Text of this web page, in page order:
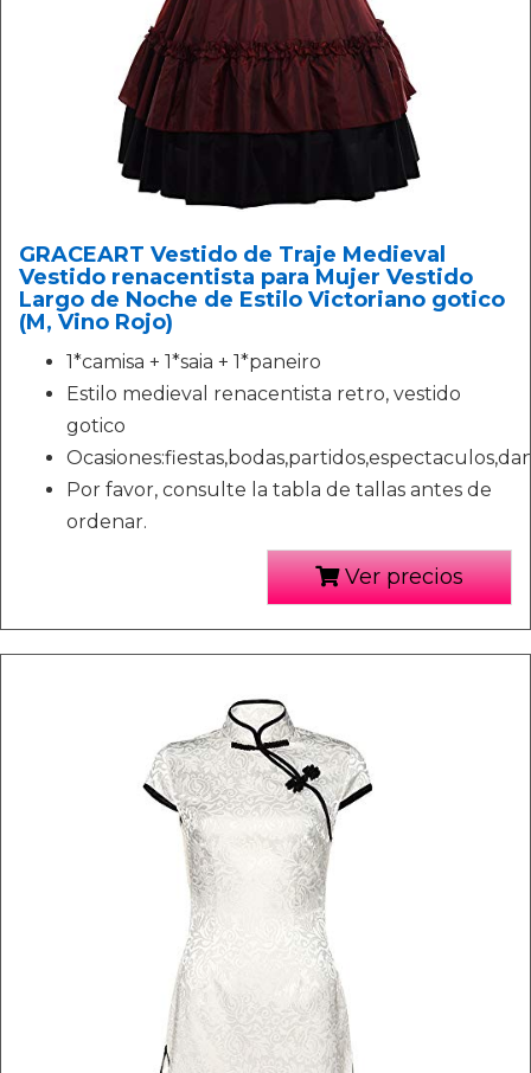
GRACEART Vestido de Traje Medieval
Vestido renacentista para Mujer Vestido
Largo de Noche de Estilo Victoriano gotico
(M, Vino Rojo)
1*camisa + 1*saia + 1*paneiro
Estilo medieval renacentista retro, vestido
gotico
Por favor, consulte la tabla de tallas antes de
ordenar.
Ver precios